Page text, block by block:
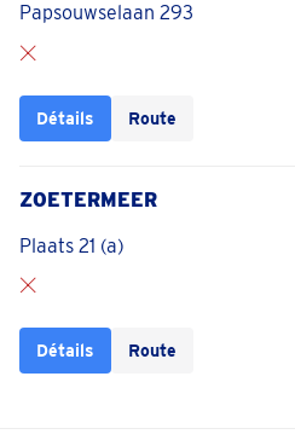
Papsouwselaan 293
Détails Route
ZOETERMEER
Plaats 21 (a)
Détails Route